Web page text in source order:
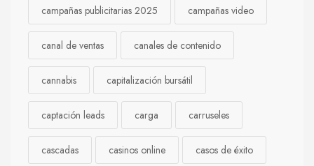
campañas publicitarias 2025 campañas video
canal de ventas canales de contenido
cannabis capitalización bursátil
captación leads carga carruseles
cascadas casinos online casos de éxito